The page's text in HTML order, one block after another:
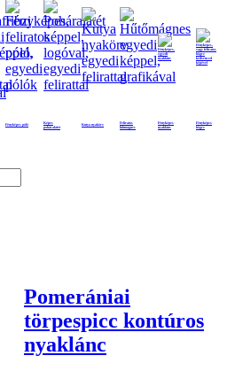
Fényképes póló
Képes
poháralátét
Kutya nyakörv
Feliratos
hűtmágnes
Fényképes
nyaklánc
Fényképes
bögre
Pomerániai
törpespicc kontúros
nyaklánc